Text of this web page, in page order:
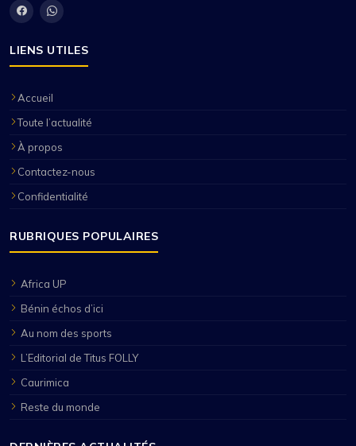
LIENS UTILES
Accueil
Toute l’actualité
À propos
Contactez-nous
Confidentialité
RUBRIQUES POPULAIRES
Africa UP
Bénin échos d’ici
Au nom des sports
L’Editorial de Titus FOLLY
Caurimica
Reste du monde